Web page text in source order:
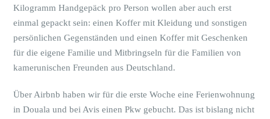
Kilogramm Handgepäck pro Person wollen aber auch erst
einmal gepackt sein: einen Koffer mit Kleidung und sonstigen
persönlichen Gegenständen und einen Koffer mit Geschenken
für die eigene Familie und Mitbringseln für die Familien von
kamerunischen Freunden aus Deutschland.
Über Airbnb haben wir für die erste Woche eine Ferienwohnung
in Douala und bei Avis einen Pkw gebucht. Das ist bislang nicht